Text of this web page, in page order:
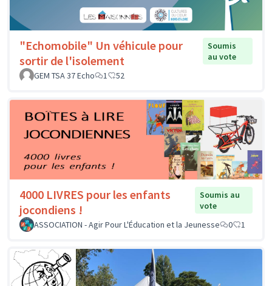
"Echomobile" Un véhicule pour
sortir de l'isolement
Soumis
au vote
GEM TSA 37 Echo
1 52
4000 LIVRES pour les enfants
jocondiens !
Soumis au
vote
ASSOCIATION - Agir Pour L'Éducation et la Jeunesse
0 1